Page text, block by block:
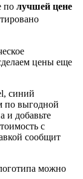
по лучшей цене
цены еще
синий
по выгодной
и добавьте
с
сообщит
можно